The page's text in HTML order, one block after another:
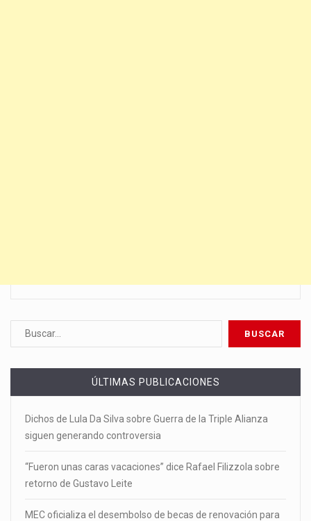
ÚLTIMAS PUBLICACIONES
Dichos de Lula Da Silva sobre Guerra de la Triple Alianza
siguen generando controversia
“Fueron unas caras vacaciones” dice Rafael Filizzola sobre
retorno de Gustavo Leite
MEC oficializa el desembolso de becas de renovación para